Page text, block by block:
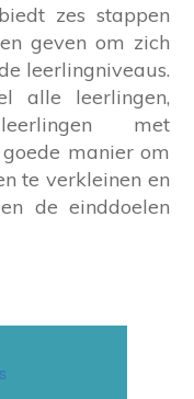
biedt zes stappen
geven om zich
leerlingniveaus.
alle leerlingen,
met
manier om
te verkleinen en
de einddoelen